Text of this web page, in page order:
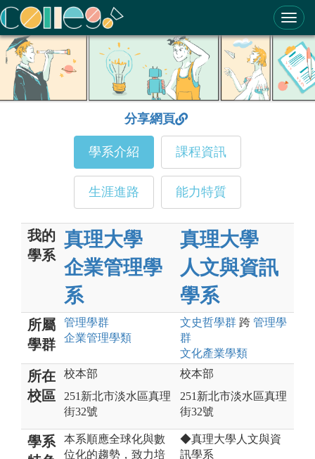
ColleGo! 大學選才與高中育才輔助系統
分享網頁
學系介紹 課程資訊
生涯進路 能力特質
我的
學系
真理大學
企業管理學
系
真理大學
人文與資訊
學系
所屬
學群
管理學群
企業管理學類
文史哲學群 跨 管理學
群
文化產業學類
所在
校區
校本部
251新北市淡水區真理
街32號
校本部
251新北市淡水區真理
街32號
學系
本系順應全球化與數
位化的趨勢，致力培
◆真理大學人文與資
訊學系